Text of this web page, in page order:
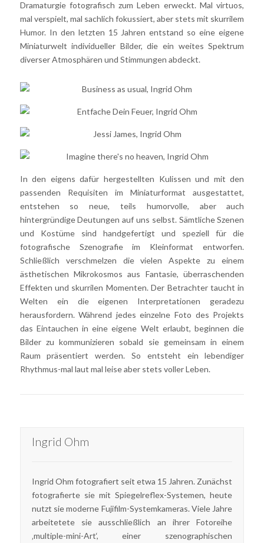
Dramaturgie fotografisch zum Leben erweckt. Mal virtuos,
mal verspielt, mal sachlich fokussiert, aber stets mit skurrilem
Humor. In den letzten 15 Jahren entstand so eine eigene
Miniaturwelt individueller Bilder, die ein weites Spektrum
diverser Atmosphären und Stimmungen abdeckt.
In den eigens dafür hergestellten Kulissen und mit den
passenden Requisiten im Miniaturformat ausgestattet,
entstehen so neue, teils humorvolle, aber auch
hintergründige Deutungen auf uns selbst. Sämtliche Szenen
und Kostüme sind handgefertigt und speziell für die
fotografische Szenografie im Kleinformat entworfen.
Schließlich verschmelzen die vielen Aspekte zu einem
ästhetischen Mikrokosmos aus Fantasie, überraschenden
Effekten und skurrilen Momenten. Der Betrachter taucht in
Welten ein die eigenen Interpretationen geradezu
herausfordern. Während jedes einzelne Foto des Projekts
das Eintauchen in eine eigene Welt erlaubt, beginnen die
Bilder zu kommunizieren sobald sie gemeinsam in einem
Raum präsentiert werden. So entsteht ein lebendiger
Rhythmus-mal laut mal leise aber stets voller Leben.
Ingrid Ohm
Ingrid Ohm fotografiert seit etwa 15 Jahren. Zunächst
fotografierte sie mit Spiegelreflex-Systemen, heute
nutzt sie moderne Fujifilm-Systemkameras. Viele Jahre
arbeitetete sie ausschließlich an ihrer Fotoreihe
‚multiple-mini-Art‘, einer szenographischen